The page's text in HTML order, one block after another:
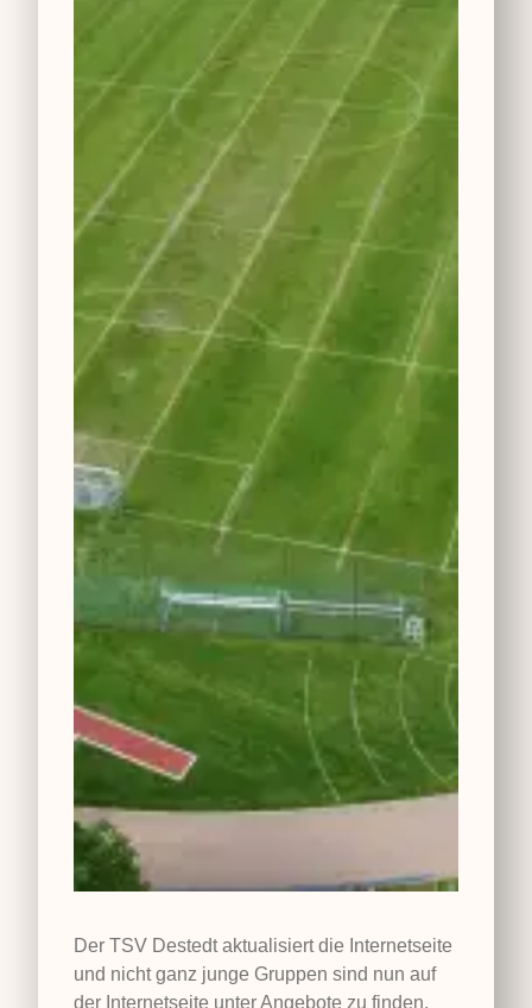
Der TSV Destedt aktualisiert die Internetseite
und nicht ganz junge Gruppen sind nun auf
der Internetseite unter Angebote zu finden.